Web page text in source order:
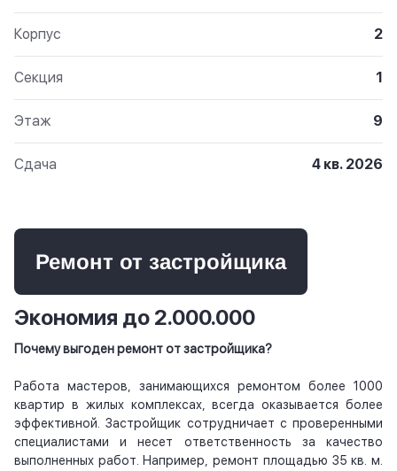
Корпус 2
Секция 1
Этаж 9
Сдача 4 кв. 2026
Ремонт от застройщика
Экономия до 2.000.000
Почему выгоден ремонт от застройщика?
Работа мастеров, занимающихся ремонтом более 1000
квартир в жилых комплексах, всегда оказывается более
эффективной. Застройщик сотрудничает с проверенными
специалистами и несет ответственность за качество
выполненных работ. Например, ремонт площадью 35 кв. м.